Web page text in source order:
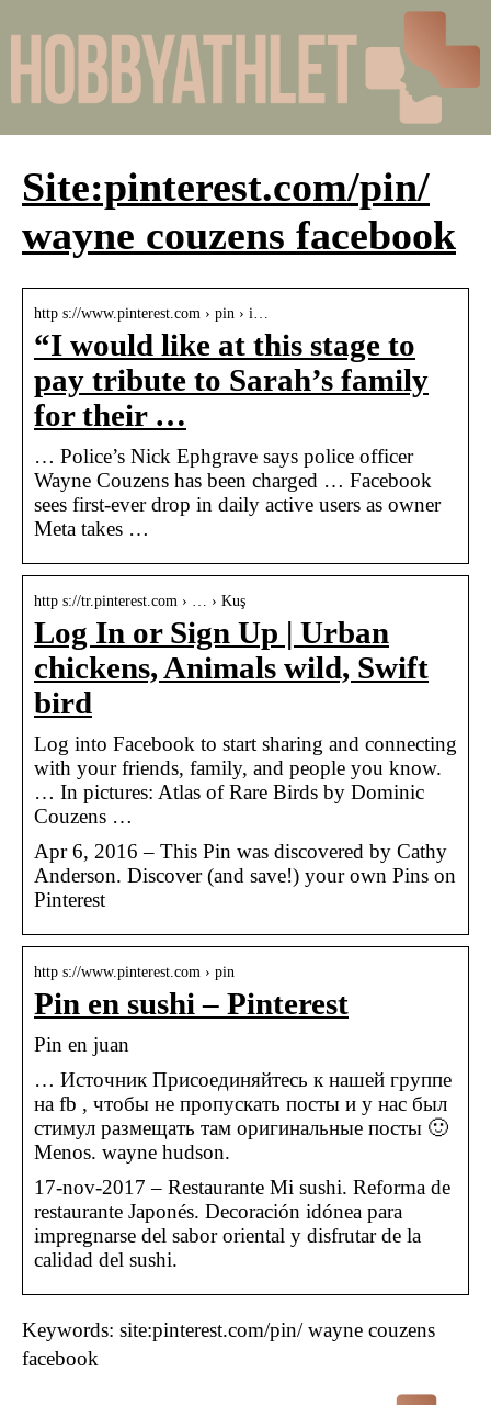
Site:pinterest.com/pin/
wayne couzens facebook
http s://www.pinterest.com › pin › i…
“I would like at this stage to
pay tribute to Sarah’s family
for their …
… Police’s Nick Ephgrave says police officer
Wayne Couzens has been charged … Facebook
sees first-ever drop in daily active users as owner
Meta takes …
http s://tr.pinterest.com › … › Kuş
Log In or Sign Up | Urban
chickens, Animals wild, Swift
bird
Log into Facebook to start sharing and connecting
with your friends, family, and people you know.
… In pictures: Atlas of Rare Birds by Dominic
Couzens …
Apr 6, 2016 – This Pin was discovered by Cathy
Anderson. Discover (and save!) your own Pins on
Pinterest
http s://www.pinterest.com › pin
Pin en sushi – Pinterest
Pin en juan
… Источник Присоединяйтесь к нашей группе
на fb , чтобы не пропускать посты и у нас был
стимул размещать там оригинальные посты 🙂
Menos. wayne hudson.
17-nov-2017 – Restaurante Mi sushi. Reforma de
restaurante Japonés. Decoración idónea para
impregnarse del sabor oriental y disfrutar de la
calidad del sushi.
Keywords: site:pinterest.com/pin/ wayne couzens
facebook